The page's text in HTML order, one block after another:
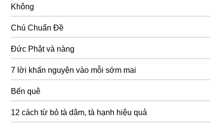
Không
Chú Chuẩn Đề
Đức Phật và nàng
7 lời khấn nguyện vào mỗi sớm mai
Bến quê
12 cách từ bỏ tà dâm, tà hạnh hiệu quả